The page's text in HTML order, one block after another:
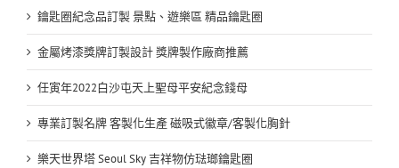
鑰匙圈紀念品訂製 景點、遊樂區 精品鑰匙圈
金屬烤漆獎牌訂製設計 獎牌製作廠商推薦
任寅年2022白沙屯天上聖母平安紀念錢母
專業訂製名牌 客製化生產 磁吸式徽章/客製化胸針
樂天世界塔 Seoul Sky 吉祥物仿琺瑯鑰匙圈